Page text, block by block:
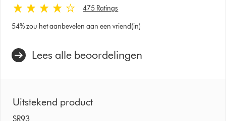
475 Ratings
54% zou het aanbevelen aan een vriend(in)
Lees alle beoordelingen
Uitstekend product
SR93